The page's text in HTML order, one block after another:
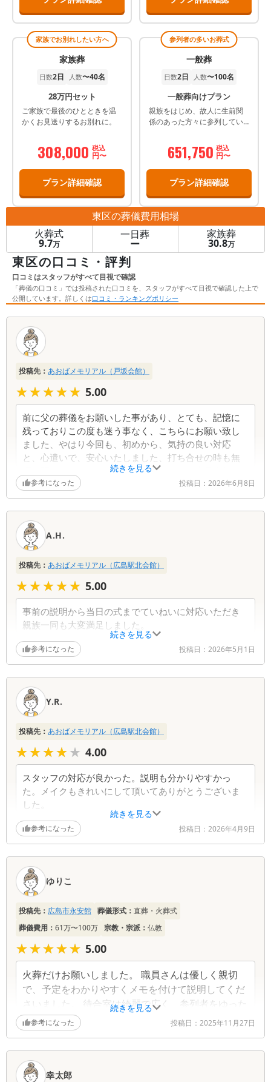
家族でお別れしたい方へ
家族葬
日数2日 人数〜40名
28万円セット
ご家族で最後のひとときを温
かくお見送りするお別れに。
308,000 税込
円〜
プラン詳細確認
参列者の多いお葬式
一般葬
日数2日 人数〜100名
一般葬向けプラン
親族をはじめ、故人に生前関
係のあった方々に参列してい
式を進行するお葬式のスタイ
ルになります。
651,750 税込
円〜
プラン詳細確認
東区の葬儀費用相場
火葬式
9.7万
一日葬
ー
家族葬
30.8万
東区の口コミ・評判
口コミはスタッフがすべて目視で確認
「葬儀の口コミ」では投稿された口コミを、スタッフがすべて目視で確認した上で
公開しています。詳しくは口コミ・ランキングポリシー
口
続きを見る
投稿先： あおばメモリアル（戸坂会館）
★★★★★
★★★★★ 5.00
前に父の葬儀をお願いした事があり、とても、記憶に
残っておりこの度も迷う事なく、こちらにお願い致し
ました、やはり今回も、初めから、気持の良い対応
と、心遣いで、安心いたしました、打ち合せの時も無
理を聞いてくださり、感謝しております、当日進行の
方の心暖まる、言葉も、心に染みました。会館の皆様
もすばらしい対応で、やはりここにして良かったと思
います。本当にありがとうございました。
参考になった 投稿日： 2026年6月8日
続きを見る
A.H.
投稿先： あおばメモリアル（広島駅北会館）
★★★★★
★★★★★ 5.00
事前の説明から当日の式までていねいに対応いただき
親族一同も大変満足しました。
参考になった 投稿日： 2026年5月1日
続きを見る
Y.R.
投稿先： あおばメモリアル（広島駅北会館）
★★★★★
★★★★★ 4.00
スタッフの対応が良かった。説明も分かりやすかっ
た。メイクもきれいにして頂いてありがとうございま
した。
参考になった 投稿日： 2026年4月9日
続きを見る
ゆりこ
投稿先： 広島市永安館 葬儀形式： 直葬・火葬式
葬儀費用： 61万〜100万 宗教・宗派： 仏教
★★★★★
★★★★★ 5.00
火葬だけお願いしました。 職員さんは優しく親切
で、予定をわかりやすくメモを付けて説明してくだ
さいました。 待合室は綺麗で広く、参列者をゆった
りした気分にさせてくれます。角部屋は更衣室にな
っており、遠方から来た私はとても助かりました。
建物も職員さんも参列者への心遣いが感じられる所
だと思います。 ありがとうございました。
参考になった 投稿日： 2025年11月27日
幸太郎